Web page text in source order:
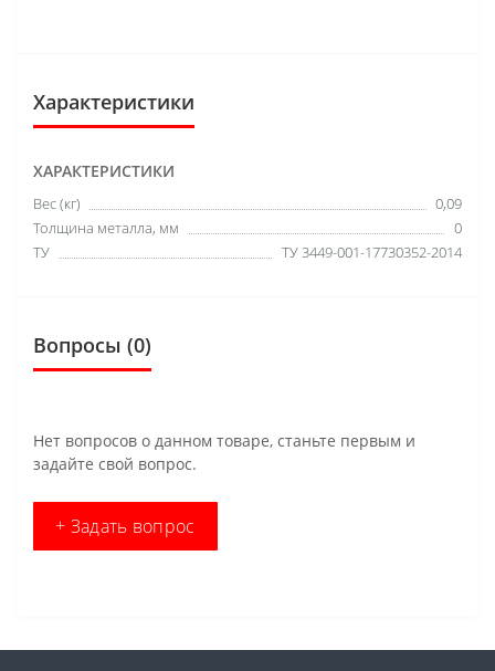
Характеристики
ХАРАКТЕРИСТИКИ
Вес (кг)
0,09
Толщина металла, мм
0
ТУ
ТУ 3449-001-17730352-2014
Вопросы (0)
Нет вопросов о данном товаре, станьте первым и
задайте свой вопрос.
+ Задать вопрос